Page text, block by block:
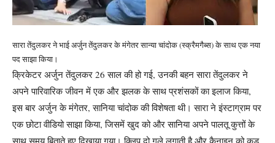
सारा तेंदुलकर ने भाई अर्जुन तेंदुलकर के मंगेतर सान्या चांदोक (स्क्रैमगैब्स) के साथ एक नया
पद साझा किया।
क्रिकेटर अर्जुन तेंदुलकर 26 साल की हो गई, उनकी बहन सारा तेंदुलकर ने
अपने पारिवारिक जीवन में एक और झलक के साथ प्रशंसकों का इलाज किया,
इस बार अर्जुन के मंगेतर, सानिया चांदोक की विशेषता थी। सारा ने इंस्टाग्राम पर
एक छोटा वीडियो साझा किया, जिसमें खुद को और सानिया अपने पालतू कुत्तों के
साथ समय बिताते हुए दिखाया गया। क्लिप दो गले लगाती है और कैनाइन को कुड